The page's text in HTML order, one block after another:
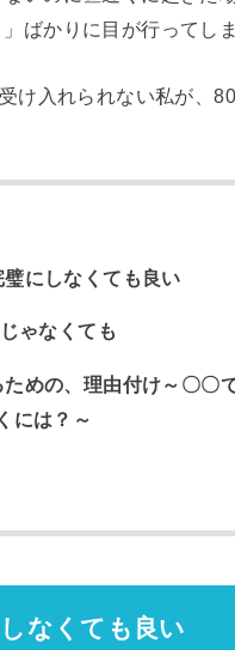
ばかりに目が行ってし
け入れられない私が、
にしなくても良い
ゃなくても
めの、理由付け～〇〇
には？～
なくても良い